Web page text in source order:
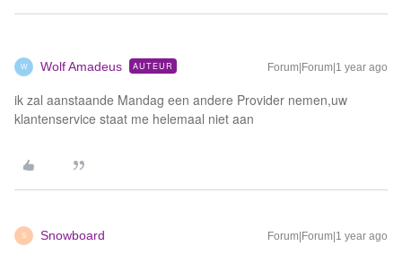
W Wolf Amadeus AUTEUR Forum|Forum|1 year ago
ik zal aanstaande Mandag een andere Provider nemen,uw
klantenservice staat me helemaal niet aan
S Snowboard Forum|Forum|1 year ago